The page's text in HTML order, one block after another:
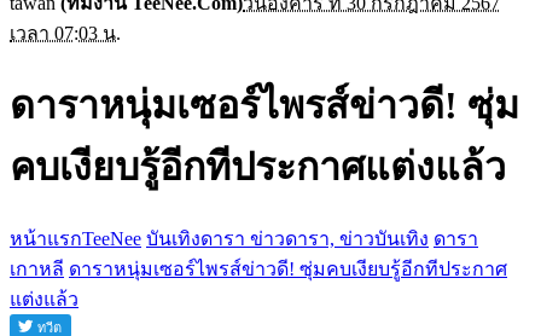
เวลา 07:03 น.
ดาราหนุ่มเซอร์ไพรส์ข่าวดี! ซุ่ม
คบเงียบรู้อีกทีประกาศแต่งแล้ว
หน้าแรกTeeNee บันเทิงดารา ข่าวดารา, ข่าวบันเทิง ดารา
เกาหลี ดาราหนุ่มเซอร์ไพรส์ข่าวดี! ซุ่มคบเงียบรู้อีกทีประกาศ
แต่งแล้ว